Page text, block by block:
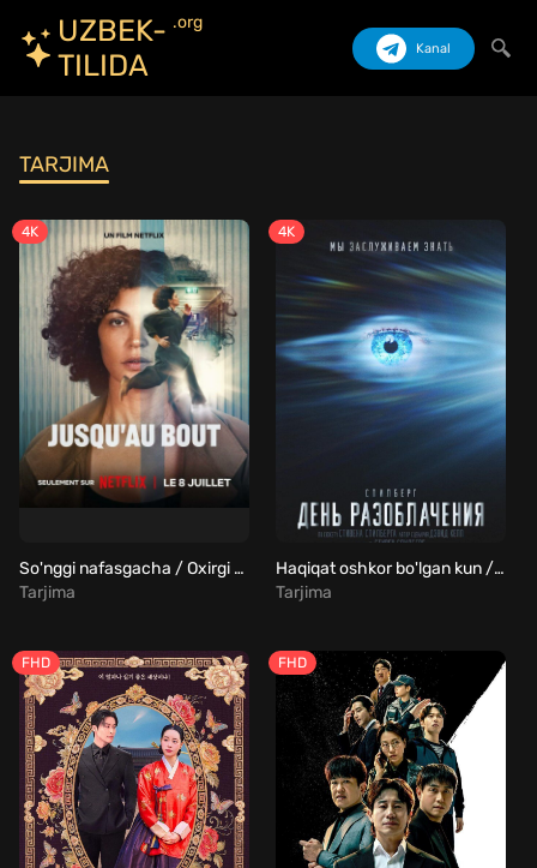
UZBEK-
TILIDA
.org
Kanal
TARJIMA
4K
So'nggi nafasgacha / Oxirgi nafasgacha / Oxirgi turgacha Uzbek Tilida
Tarjima
4K
Haqiqat oshkor bo'lgan kun / Ta'sir qilish kuni / Sirlar ochiladigan kun Uzbek Tilida
Tarjima
FHD FHD